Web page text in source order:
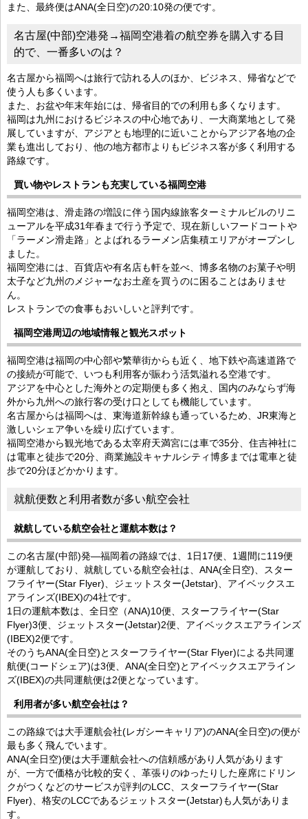
また、最終便はANA(全日空)の20:10発の便です。
名古屋(中部)空港発→福岡空港着の航空券を購入する目
的で、一番多いのは？
名古屋から福岡へは旅行で訪れる人のほか、ビジネス、帰省などで
使う人も多くいます。
また、お盆や年末年始には、帰省目的での利用も多くなります。
福岡は九州におけるビジネスの中心地であり、一大商業地として発
展していますが、アジアとも地理的に近いことからアジア各地の企
業も進出しており、他の地方都市よりもビジネス客が多く利用する
路線です。
買い物やレストランも充実している福岡空港
福岡空港は、滑走路の増設に伴う国内線旅客ターミナルビルのリニ
ューアルを平成31年春まで行う予定で、現在新しいフードコートや
「ラーメン滑走路」とよばれるラーメン店集積エリアがオープンし
ました。
福岡空港には、百貨店や有名店も軒を並べ、博多名物のお菓子や明
太子など九州のメジャーなお土産を買うのに困ることはありませ
ん。
レストランでの食事もおいしいと評判です。
福岡空港周辺の地域情報と観光スポット
福岡空港は福岡の中心部や繁華街からも近く、地下鉄や高速道路で
の接続が可能で、いつも利用客が賑わう活気溢れる空港です。
アジアを中心とした海外との定期便も多く抱え、国内のみならず海
外から九州への旅行客の受け口としても機能しています。
名古屋からは福岡へは、東海道新幹線も通っているため、JR東海と
激しいシェア争いを繰り広げています。
福岡空港から観光地である太宰府天満宮には車で35分、住吉神社に
は電車と徒歩で20分、商業施設キャナルシティ博多までは電車と徒
歩で20分ほどかかります。
就航便数と利用者数が多い航空会社
就航している航空会社と運航本数は？
この名古屋(中部)発―福岡着の路線では、1日17便、1週間に119便
が運航しており、就航している航空会社は、ANA(全日空)、スター
フライヤー(Star Flyer)、ジェットスター(Jetstar)、アイベックスエ
アラインズ(IBEX)の4社です。
1日の運航本数は、全日空（ANA)10便、スターフライヤー(Star
Flyer)3便、ジェットスター(Jetstar)2便、アイベックスエアラインズ
(IBEX)2便です。
そのうちANA(全日空)とスターフライヤー(Star Flyer)による共同運
航便(コードシェア)は3便、ANA(全日空)とアイベックスエアライン
ズ(IBEX)の共同運航便は2便となっています。
利用者が多い航空会社は？
この路線では大手運航会社(レガシーキャリア)のANA(全日空)の便が
最も多く飛んでいます。
ANA(全日空)便は大手運航会社への信頼感があり人気があります
が、一方で価格が比較的安く、革張りのゆったりした座席にドリン
クがつくなどのサービスが評判のLCC、スターフライヤー(Star
Flyer)、格安のLCCであるジェットスター(Jetstar)も人気がありま
す。